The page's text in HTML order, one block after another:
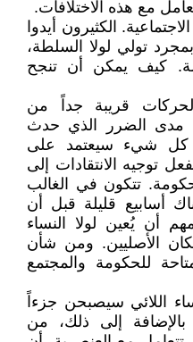
مع هذه الاختلافات.
الكثيرون أيدوا
تولي لولا السلطة،
كيف يمكن أن تنجح
قريبة جداً من
مدى الضرر الذي حدث
كل شيء سيعتمد على
توجيه الانتقادات إلى
تتكون في الغالب
أسابيع قليلة قبل أن
أن يُعين لولا النساء
الأصليين. ومن شأن
للحكومة والمجتمع
اللائي سيصبحن جزءاً
إلى ذلك، من